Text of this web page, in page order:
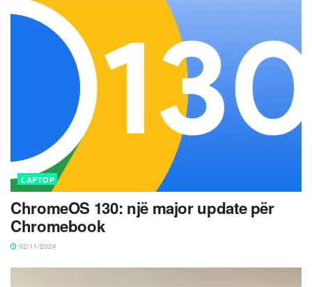
LAPTOP
ChromeOS 130: një major update për
Chromebook
02/11/2024